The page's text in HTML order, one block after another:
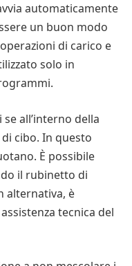
automaticamente
un buon modo
di carico e
solo in
se all’interno della
cibo. In questo
È possibile
il rubinetto di
alternativa, è
tecnica del